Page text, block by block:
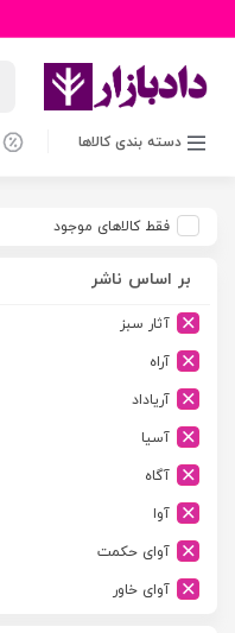
دسته بندی کالاها
فقط کالاهای موجود
بر اساس ناشر
آثار سبز
آراه
آریاداد
آسیا
آگاه
آوا
آوای حکمت
آوای خاور